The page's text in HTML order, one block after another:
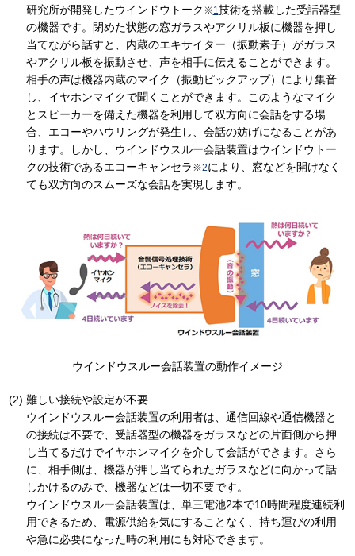
研究所が開発したウインドウトーク ※1技術を搭載した受話器型
の機器です。閉めた状態の窓ガラスやアクリル板に機器を押し
当てながら話すと、内蔵のエキサイター（振動素子）がガラス
やアクリル板を振動させ、声を相手に伝えることができます。
相手の声は機器内蔵のマイク（振動ピックアップ）により集音
し、イヤホンマイクで聞くことができます。このようなマイク
とスピーカーを備えた機器を利用して双方向に会話をする場
合、エコーやハウリングが発生し、会話の妨げになることがあ
ります。しかし、ウインドウスルー会話装置はウインドウトー
クの技術であるエコーキャンセラ ※2により、窓などを開けなく
ても双方向のスムーズな会話を実現します。
ウインドウスルー会話装置の動作イメージ
難しい接続や設定が不要
ウインドウスルー会話装置の利用者は、通信回線や通信機器と
の接続は不要で、受話器型の機器をガラスなどの片面側から押
し当てるだけでイヤホンマイクを介して会話ができます。さら
に、相手側は、機器が押し当てられたガラスなどに向かって話
しかけるのみで、機器などは一切不要です。
ウインドウスルー会話装置は、単三電池2本で10時間程度連続利
用できるため、電源供給を気にすることなく、持ち運びの利用
や急に必要になった時の利用にも対応できます。